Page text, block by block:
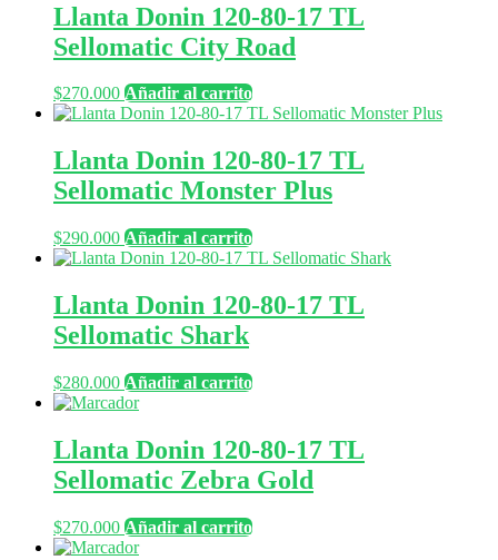
Llanta Donin 120-80-17 TL
Sellomatic City Road
$270.000 Añadir al carrito
Llanta Donin 120-80-17 TL
Sellomatic Monster Plus
$290.000 Añadir al carrito
Llanta Donin 120-80-17 TL
Sellomatic Shark
$280.000 Añadir al carrito
Llanta Donin 120-80-17 TL
Sellomatic Zebra Gold
$270.000 Añadir al carrito